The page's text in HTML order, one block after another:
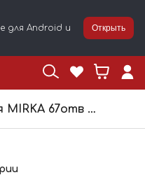
для Android и
Открыть
Прокладка защитная MIRKA 67отв Ø150мм 10мм 8295600111